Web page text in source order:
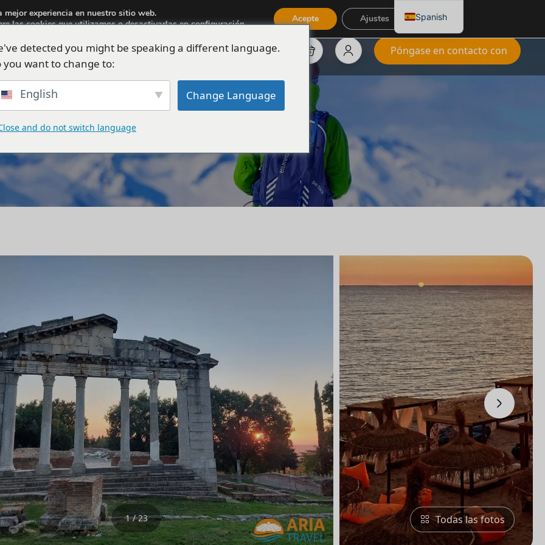
aria.travel.albania@gmail.com
Visitas Coches Actividad Blog EUR Póngase en contacto con
›
1 / 23 Todas las fotos
detected you might be speaking a different language.
you want to change to:
English Change Language
and do not switch language
experiencia en nuestro sitio web.
las cookies que utilizamos o desactivarlas enconfiguración. Acepte Ajustes Spanish